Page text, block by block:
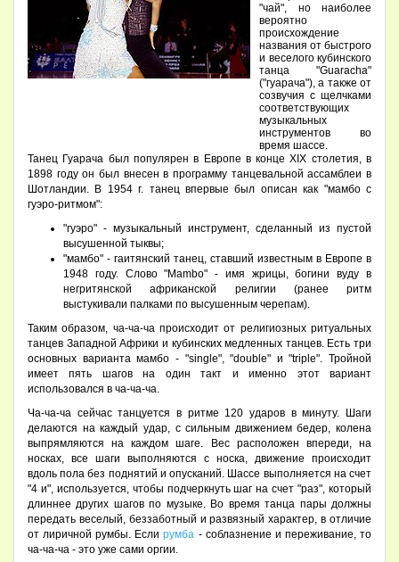
"чай", но наиболее
вероятно
происхождение
названия от быстрого
и веселого кубинского
танца "Guaracha"
("гуарача"), а также от
созвучия с щелчками
соответствующих
музыкальных
инструментов во
время шассе.
Танец Гуарача был популярен в Европе в конце XIX столетия, в
1898 году он был внесен в программу танцевальной ассамблеи в
Шотландии. В 1954 г. танец впервые был описан как "мамбо с
гуэро-ритмом":
"гуэро" - музыкальный инструмент, сделанный из пустой
высушенной тыквы;
"мамбо" - гаитянский танец, ставший известным в Европе в
1948 году. Слово "Mambo" - имя жрицы, богини вуду в
негритянской африканской религии (ранее ритм
выстукивали палками по высушенным черепам).
Таким образом, ча-ча-ча происходит от религиозных ритуальных
танцев Западной Африки и кубинских медленных танцев. Есть три
основных варианта мамбо - "single", "double" и "triple". Тройной
имеет пять шагов на один такт и именно этот вариант
использовался в ча-ча-ча.
Ча-ча-ча сейчас танцуется в ритме 120 ударов в минуту. Шаги
делаются на каждый удар, с сильным движением бедер, колена
выпрямляются на каждом шаге. Вес расположен впереди, на
носках, все шаги выполняются с носка, движение происходит
вдоль пола без поднятий и опусканий. Шассе выполняется на счет
"4 и", используется, чтобы подчеркнуть шаг на счет "раз", который
длиннее других шагов по музыке. Во время танца пары должны
передать веселый, беззаботный и развязный характер, в отличие
от лиричной румбы. Еслирумба - соблазнение и переживание, то
ча-ча-ча - это уже сами оргии.